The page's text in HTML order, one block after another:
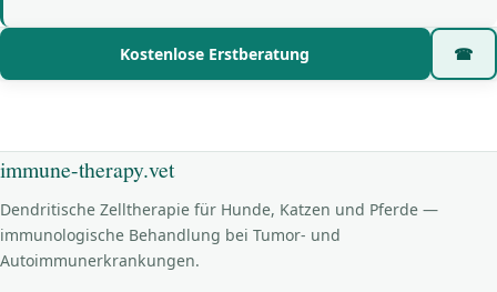
Kostenlose Erstberatung ☎
immune-therapy.vet
Dendritische Zelltherapie für Hunde, Katzen und Pferde —
immunologische Behandlung bei Tumor- und
Autoimmunerkrankungen.